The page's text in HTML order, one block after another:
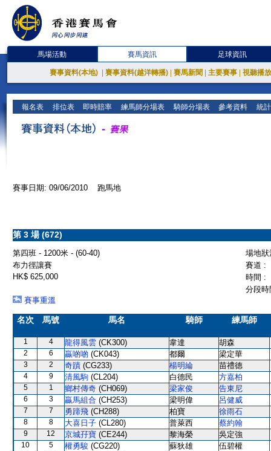
馬場活動 賽馬資訊 足球資訊
賽事資料(本地) 賽事資料(越洋轉播) 賽馬新聞 主要賽事 視聽播
報名表 排位表 即時賠率 練馬師分場表 騎師分場表 參考資料 統
賽事日期: 09/06/2010 跑馬地
第 3 場 (672)
第四班 - 1200米 - (60-40)
場地
布力徑讓賽
賽道 :
HK$ 625,000
時間 :
分段
賽事重溫
名次 馬號 馬名 騎師 練馬師
1 4 龍得風雲 (CK300) 韋達 胡森
2 6 贏啲啲 (CK043) 都爾 梁定華
3 2 奇蹟 (CG233) 楊明綸 苗禮德
4 9 清風駒 (CL204) 白德民 方嘉柏
5 1 鄉村傳奇 (CH069) 梁家俊 告東尼
6 3 贏馬組合 (CH253) 梁明偉 呂健威
7 7 勇蹄飛 (CH288) 柏寶 徐雨石
8 8 大喜日子 (CL280) 普萊西 蔡約翰
9 12 京城孖寶 (CE244) 黎海榮 吳定強
10 5 權勇駿 (CG220) 蘇狄雄 伍碧權